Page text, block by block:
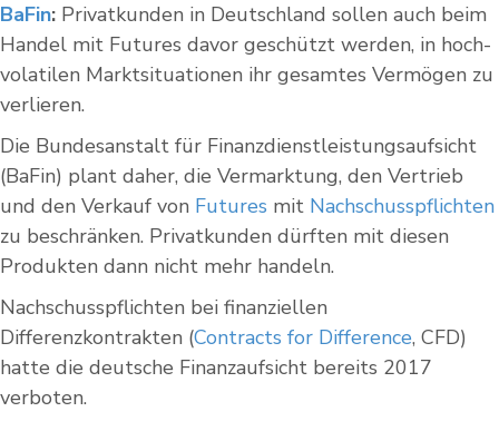
BaFin: Privatkunden in Deutschland sollen auch beim
Handel mit Futures davor geschützt werden, in hoch-
volatilen Marktsituationen ihr gesamtes Vermögen zu
verlieren.
Die Bundesanstalt für Finanzdienstleistungsaufsicht
(BaFin) plant daher, die Vermarktung, den Vertrieb
und den Verkauf von Futures mit Nachschusspflichten
zu beschränken. Privatkunden dürften mit diesen
Produkten dann nicht mehr handeln.
Nachschusspflichten bei finanziellen
Differenzkontrakten (Contracts for Difference, CFD)
hatte die deutsche Finanzaufsicht bereits 2017
verboten.